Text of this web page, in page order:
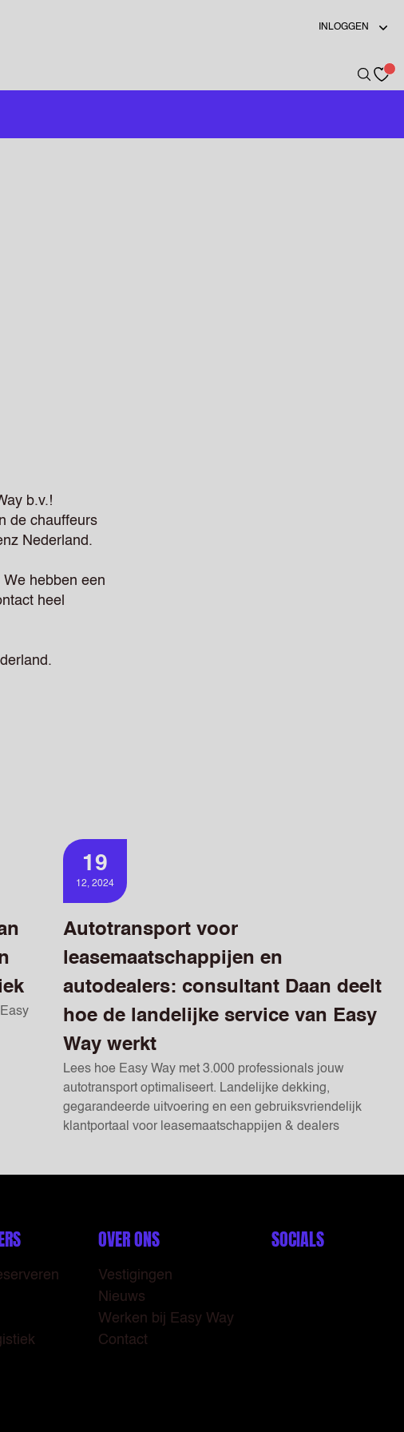
INLOGGEN
b.v.!
de chauffeurs
Nederland.
hebben een
heel
19
12, 2024
Autotransport voor
leasemaatschappijen en
autodealers: consultant Daan deelt
hoe de landelijke service van Easy
Way werkt
Lees hoe Easy Way met 3.000 professionals jouw
autotransport optimaliseert. Landelijke dekking,
gegarandeerde uitvoering en een gebruiksvriendelijk
klantportaal voor leasemaatschappijen & dealers
OVER ONS
Vestigingen
Nieuws
Werken bij Easy Way
Contact
SOCIALS